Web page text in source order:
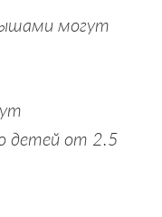
могут
детей от 2.5